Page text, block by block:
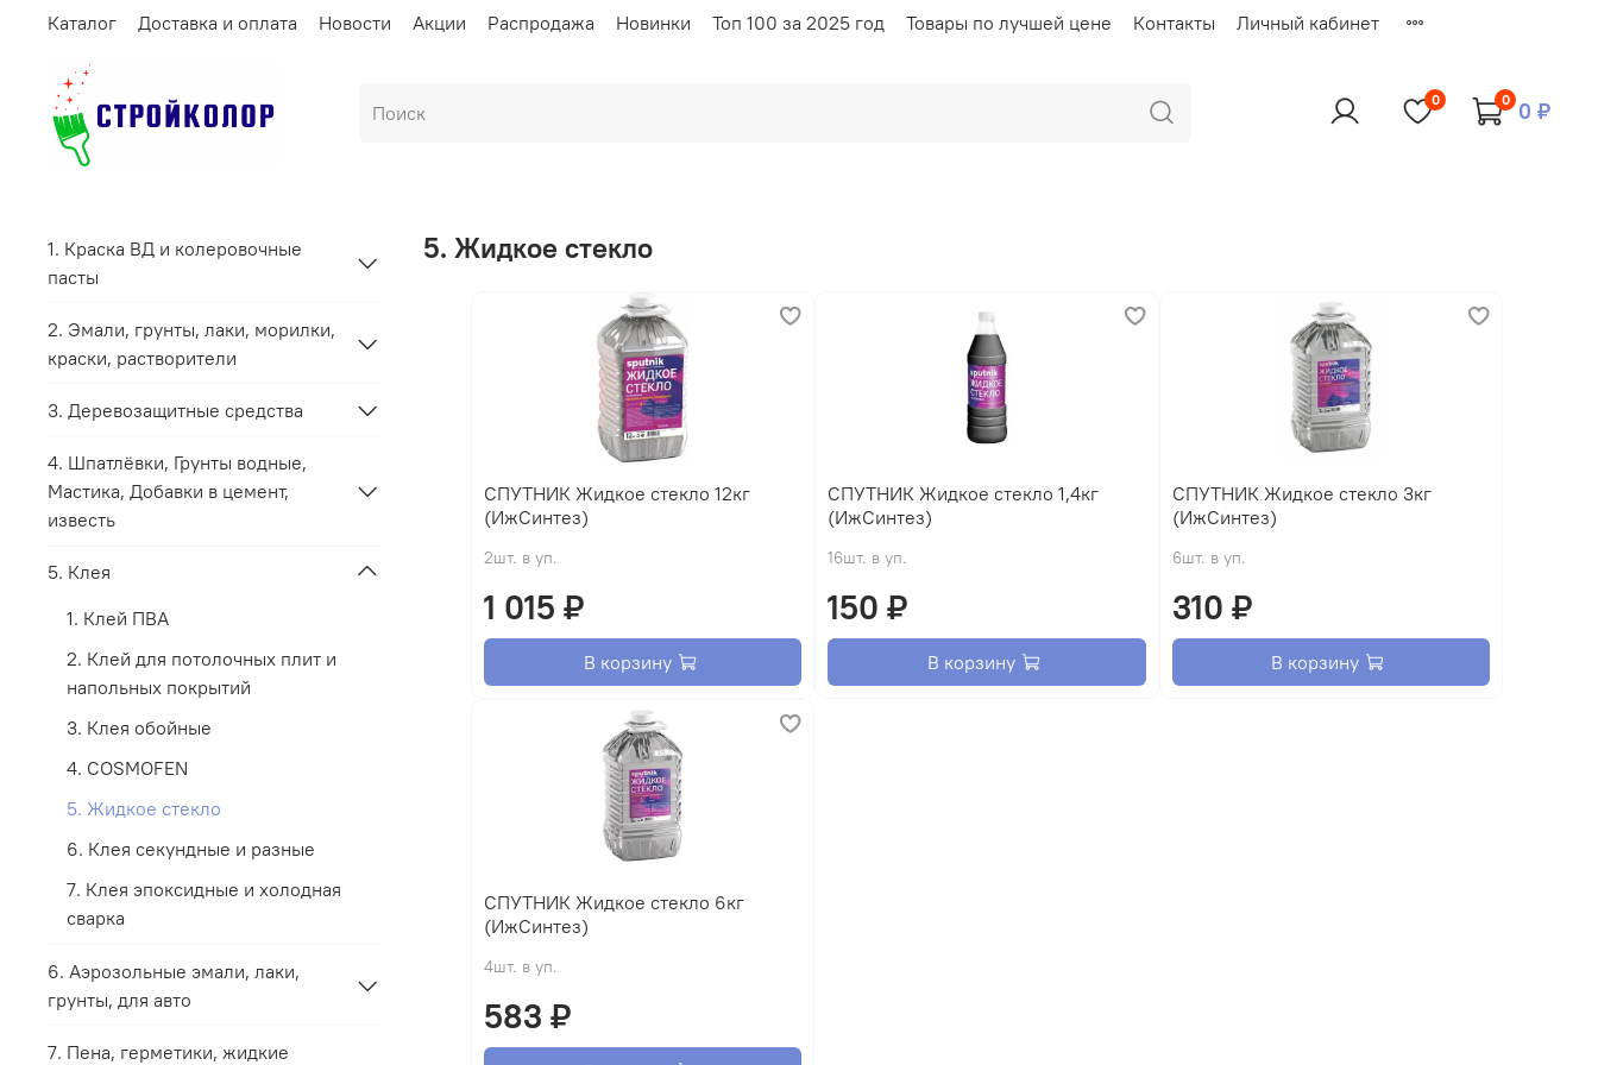
Каталог Доставка и оплата Новости Акции Распродажа Новинки Топ 100 за 2025 год Товары по лучшей цене Контакты Личный кабинет
0 0 0 ₽
5. Жидкое стекло
СПУТНИК Жидкое стекло 12кг
(ИжСинтез)
2шт. в уп.
1 015 ₽
В корзину
СПУТНИК Жидкое стекло 1,4кг
(ИжСинтез)
16шт. в уп.
150 ₽
В корзину
СПУТНИК Жидкое стекло 3кг
(ИжСинтез)
6шт. в уп.
310 ₽
В корзину
СПУТНИК Жидкое стекло 6кг
(ИжСинтез)
4шт. в уп.
583 ₽
1. Краска ВД и колеровочные
пасты
2. Эмали, грунты, лаки, морилки,
краски, растворители
3. Деревозащитные средства
4. Шпатлёвки, Грунты водные,
Мастика, Добавки в цемент,
известь
5. Клея
1. Клей ПВА
2. Клей для потолочных плит и
напольных покрытий
3. Клея обойные
4. COSMOFEN
5. Жидкое стекло
6. Клея секундные и разные
7. Клея эпоксидные и холодная
сварка
6. Аэрозольные эмали, лаки,
грунты, для авто
7. Пена, герметики, жидкие